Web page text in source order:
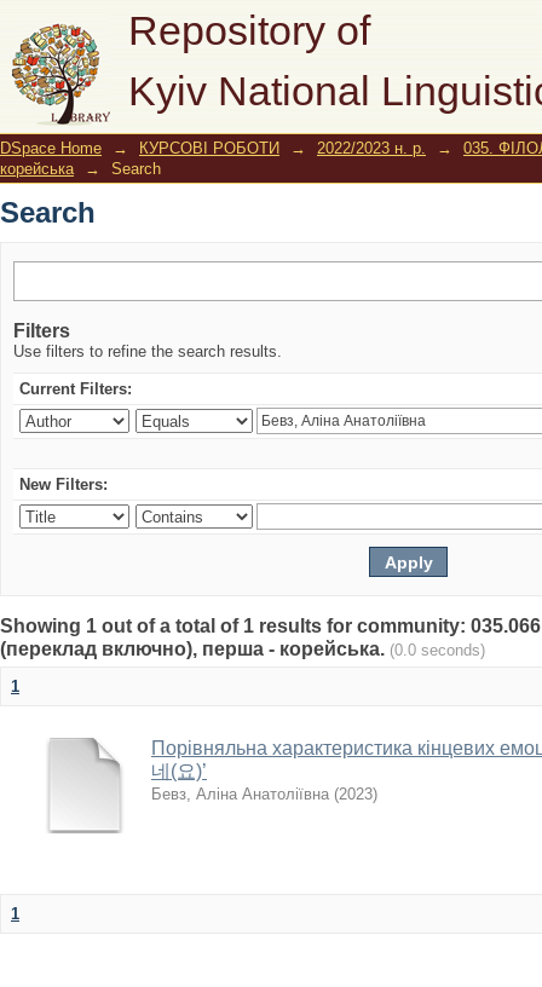
Repository of
Kyiv National
Search
DSpace Home → КУРСОВІ РОБОТИ → 2022/2023 н. р. →
035.
корейська
→ Search
Search
Filters
Use filters to refine the search results.
Current Filters:
New Filters:
Showing 1 out of a total of 1 results for community: 035.066
(переклад включно), перша - корейська. (0.0 seconds)
1
Порівняльна характеристика кінцевих
네(요)’
Бевз, Аліна Анатоліївна (2023)
1